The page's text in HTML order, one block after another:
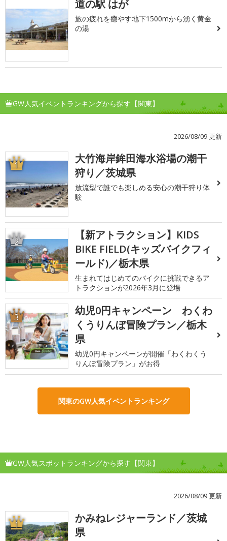
道の駅 はが
旅の疲れを癒やす地下1500mから湧く黄金
の湯
GW人気イベントランキングから探す【関東】
2026/08/09 更新
1
大竹海岸鉾田海水浴場の潮干
狩り／茨城県
放流型で誰でも楽しめる安心の潮干狩り体
験
2
【新アトラクション】KIDS
BIKE FIELD(キッズバイクフィ
ールド)／栃木県
生まれてはじめてのバイクに挑戦できるア
トラクションが2026年3月に登場
3
幼児0円キャンペーン わくわ
くうりんぼ冒険プラン／栃木
県
幼児0円キャンペーンが開催「わくわくう
りんぼ冒険プラン」がお得
関東のGW人気イベントランキング
GW人気スポットランキングから探す【関東】
2026/08/09 更新
1
かみねレジャーランド／茨城
県